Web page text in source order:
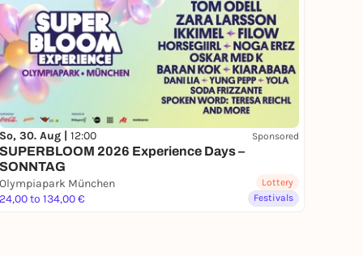
So, 30. Aug | 12:00 Sponsored
SUPERBLOOM 2026 Experience Days –
SONNTAG
Olympiapark München
24,00 to 134,00 €
Lottery
Festivals